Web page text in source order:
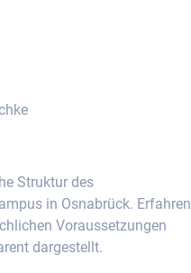
Struktur des
in Osnabrück. Erfahren
Voraussetzungen
dargestellt.